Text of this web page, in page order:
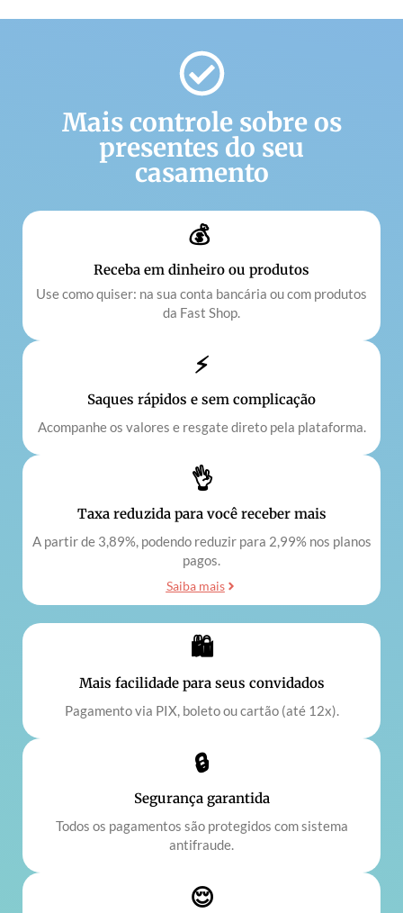
Mais controle sobre os
presentes do seu
casamento
💰
Receba em dinheiro ou produtos
Use como quiser: na sua conta bancária ou com produtos
da Fast Shop.
⚡
Saques rápidos e sem complicação
Acompanhe os valores e resgate direto pela plataforma.
👌
Taxa reduzida para você receber mais
A partir de 3,89%, podendo reduzir para 2,99% nos planos
pagos.
Saiba mais
🛍️
Mais facilidade para seus convidados
Pagamento via PIX, boleto ou cartão (até 12x).
🔒
Segurança garantida
Todos os pagamentos são protegidos com sistema
antifraude.
😌